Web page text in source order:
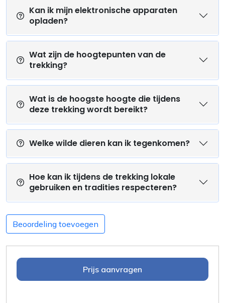
Kan ik mijn elektronische apparaten
opladen?
Wat zijn de hoogtepunten van de
trekking?
Wat is de hoogste hoogte die tijdens
deze trekking wordt bereikt?
Welke wilde dieren kan ik tegenkomen?
Hoe kan ik tijdens de trekking lokale
gebruiken en tradities respecteren?
Beoordeling toevoegen
Prijs aanvragen